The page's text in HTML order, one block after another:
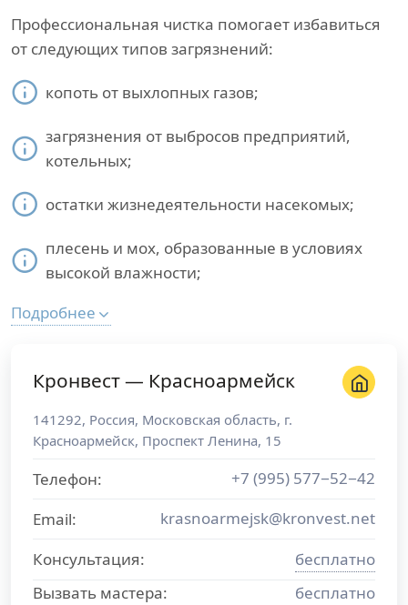
Профессиональная чистка помогает избавиться
от следующих типов загрязнений:
копоть от выхлопных газов;
загрязнения от выбросов предприятий,
котельных;
остатки жизнедеятельности насекомых;
плесень и мох, образованные в условиях
высокой влажности;
Подробнее
Кронвест — Красноармейск
141292, Россия, Московская область, г.
Красноармейск, Проспект Ленина, 15
Телефон:
+7 (995) 577−52−42
Email:
krasnoarmejsk@kronvest.net
Консультация:
бесплатно
Вызвать мастера:
бесплатно